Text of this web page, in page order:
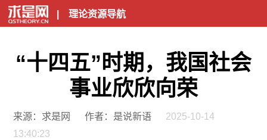
| 理论资源导航
“十四五”时期，我国社会
事业欣欣向荣
来源：求是网 作者：是说新语
2025-10-14
13:40:23